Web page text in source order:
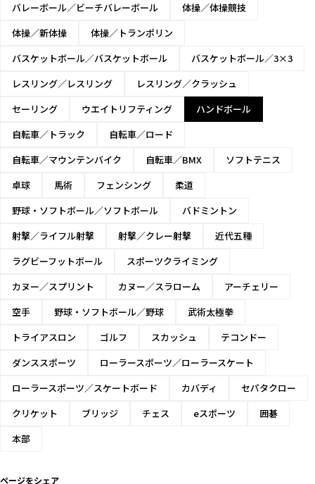
バレーボール／ビーチバレーボール
体操／体操競技
体操／新体操
体操／トランポリン
バスケットボール／バスケットボール
バスケットボール／3×3
レスリング／レスリング
レスリング／クラッシュ
セーリング
ウエイトリフティング
ハンドボール
自転車／トラック
自転車／ロード
自転車／マウンテンバイク
自転車／BMX
ソフトテニス
卓球
馬術 フェンシング
柔道
野球・ソフトボール／ソフトボール
バドミントン
射撃／ライフル射撃
射撃／クレー射撃
近代五種
ラグビーフットボール
スポーツクライミング
カヌー／スプリント
カヌー／スラローム
アーチェリー
空手
野球・ソフトボール／野球
武術太極拳
トライアスロン
ゴルフ スカッシュ
テコンドー
ダンススポーツ
ローラースポーツ／ローラースケート
ローラースポーツ／スケートボード
カバディ
セパタクロー
クリケット
ブリッジ チェス eスポーツ
囲碁
本部
ページをシェア